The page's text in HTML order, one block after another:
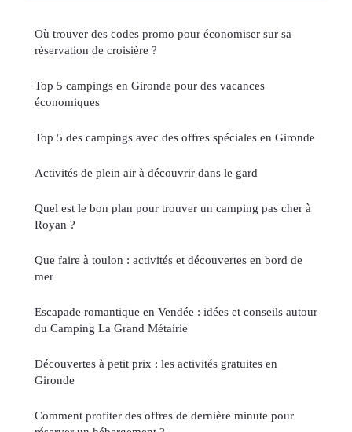
Où trouver des codes promo pour économiser sur sa
réservation de croisière ?
Top 5 campings en Gironde pour des vacances
économiques
Top 5 des campings avec des offres spéciales en Gironde
Activités de plein air à découvrir dans le gard
Quel est le bon plan pour trouver un camping pas cher à
Royan ?
Que faire à toulon : activités et découvertes en bord de
mer
Escapade romantique en Vendée : idées et conseils autour
du Camping La Grand Métairie
Découvertes à petit prix : les activités gratuites en
Gironde
Comment profiter des offres de dernière minute pour